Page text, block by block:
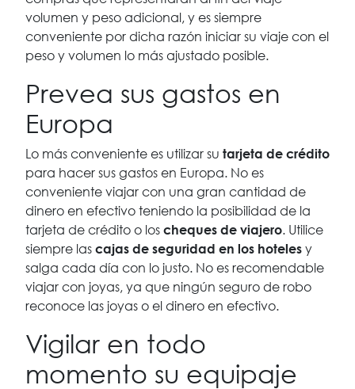
volumen y peso adicional, y es siempre
conveniente por dicha razón iniciar su viaje con el
peso y volumen lo más ajustado posible.
Prevea sus gastos en
Europa
Lo más conveniente es utilizar su tarjeta de crédito
para hacer sus gastos en Europa. No es
conveniente viajar con una gran cantidad de
dinero en efectivo teniendo la posibilidad de la
tarjeta de crédito o los cheques de viajero. Utilice
siempre las cajas de seguridad en los hoteles y
salga cada día con lo justo. No es recomendable
viajar con joyas, ya que ningún seguro de robo
reconoce las joyas o el dinero en efectivo.
Vigilar en todo
momento su equipaje